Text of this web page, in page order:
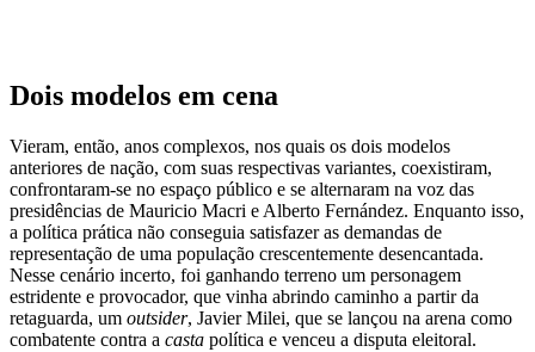
Dois modelos em cena
Vieram, então, anos complexos, nos quais os dois modelos
anteriores de nação, com suas respectivas variantes, coexistiram,
confrontaram-se no espaço público e se alternaram na voz das
presidências de Mauricio Macri e Alberto Fernández. Enquanto isso,
a política prática não conseguia satisfazer as demandas de
representação de uma população crescentemente desencantada.
Nesse cenário incerto, foi ganhando terreno um personagem
estridente e provocador, que vinha abrindo caminho a partir da
retaguarda, um outsider, Javier Milei, que se lançou na arena como
combatente contra a casta política e venceu a disputa eleitoral.